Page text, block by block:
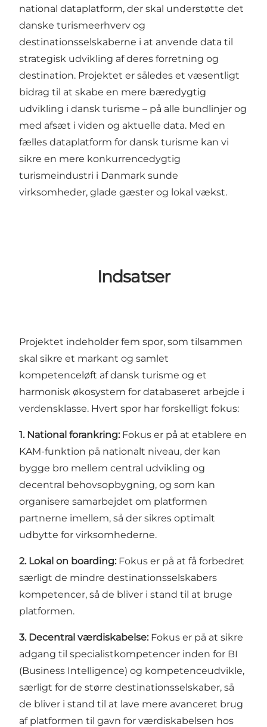
national dataplatform, der skal understøtte det
danske turismeerhverv og
destinationsselskaberne i at anvende data til
strategisk udvikling af deres forretning og
destination. Projektet er således et væsentligt
bidrag til at skabe en mere bæredygtig
udvikling i dansk turisme – på alle bundlinjer og
med afsæt i viden og aktuelle data. Med en
fælles dataplatform for dansk turisme kan vi
sikre en mere konkurrencedygtig
turismeindustri i Danmark sunde
virksomheder, glade gæster og lokal vækst.
Indsatser
Projektet indeholder fem spor, som tilsammen
skal sikre et markant og samlet
kompetenceløft af dansk turisme og et
harmonisk økosystem for databaseret arbejde i
verdensklasse. Hvert spor har forskelligt fokus:
1. National forankring: Fokus er på at etablere en
KAM-funktion på nationalt niveau, der kan
bygge bro mellem central udvikling og
decentral behovsopbygning, og som kan
organisere samarbejdet om platformen
partnerne imellem, så der sikres optimalt
udbytte for virksomhederne.
2. Lokal on boarding: Fokus er på at få forbedret
særligt de mindre destinationsselskabers
kompetencer, så de bliver i stand til at bruge
platformen.
3. Decentral værdiskabelse: Fokus er på at sikre
adgang til specialistkompetencer inden for BI
(Business Intelligence) og kompetenceudvikle,
særligt for de større destinationsselskaber, så
de bliver i stand til at lave mere avanceret brug
af platformen til gavn for værdiskabelsen hos